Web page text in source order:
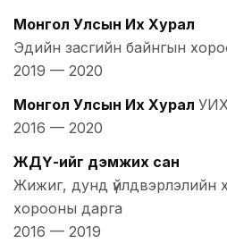
Монгол Улсын Их Хурал
Эдийн засгийн байнгын
2019 — 2020
Монгол Улсын Их Хурал
2016 — 2020
ЖДҮ-ийг дэмжих сан
Жижиг, дунд үйлдвэрлэлийн
хорооны дарга
2016 — 2019